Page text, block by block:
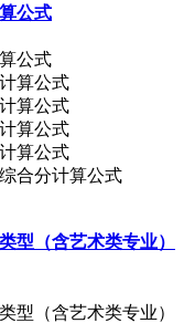
公式
公式
合分计算公式
型（含艺术类专业）
型（含艺术类专业）